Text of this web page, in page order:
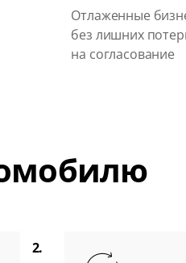
Отлаженные
без лишних
на согласование
2.